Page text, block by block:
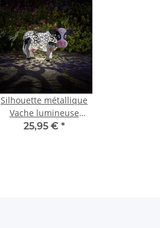
Silhouette métallique
Vache lumineuse
solaire
25,95 € *